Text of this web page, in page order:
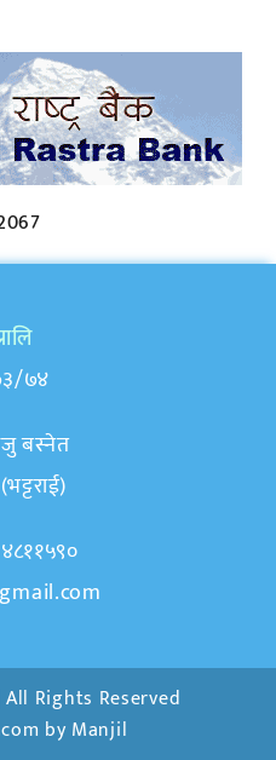
७४
बस्नेत
Rights Reserved
by Manjil